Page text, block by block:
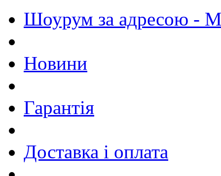
Шоурум за адресою - М.
Новини
Гарантія
Доставка і оплата